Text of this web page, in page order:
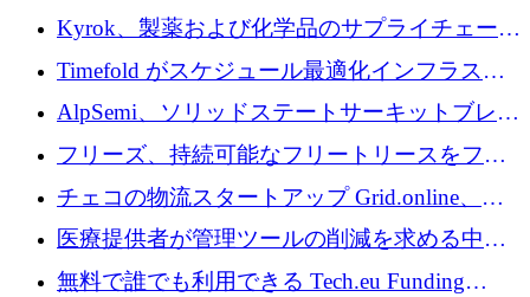
を拡張するために 1,750 万ユーロを投資
Kyrok、製薬および化学品のサプライチェーン
に AI を導入するために 310 万ユーロを確保
Timefold がスケジュール最適化インフラスト
ラクチャを拡張するためにシリーズ A で
1,300 万ドルを調達
AlpSemi、ソリッドステートサーキットブレー
カー技術の進歩のために1,700万ユーロを調達
フリーズ、持続可能なフリートリースをフラ
ンス全土に拡大するために1,300万ユーロを確
保
チェコの物流スタートアップ Grid.online、配
送量が 1 年で 10 倍に増加し、400 万ユーロの
利益を獲得
医療提供者が管理ツールの削減を求める中、
a16z が Prosper AI を 3,000 万ドルで支援
無料で誰でも利用できる Tech.eu Funding